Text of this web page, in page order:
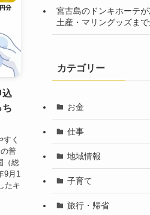
込
ち
く
普
（総
9月1
たキ
宮古島のドンキホーテ
土産・マリングッズま
カテゴリー
お金
仕事
地域情報
子育て
旅行・帰省